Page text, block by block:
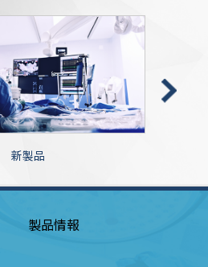
新製品
製品情報